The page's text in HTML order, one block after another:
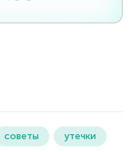
советы утечки